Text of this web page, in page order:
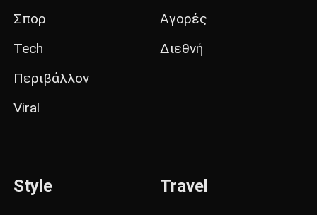
Σπορ
Tech
Περιβάλλον
Viral
Αγορές
Διεθνή
Style Travel